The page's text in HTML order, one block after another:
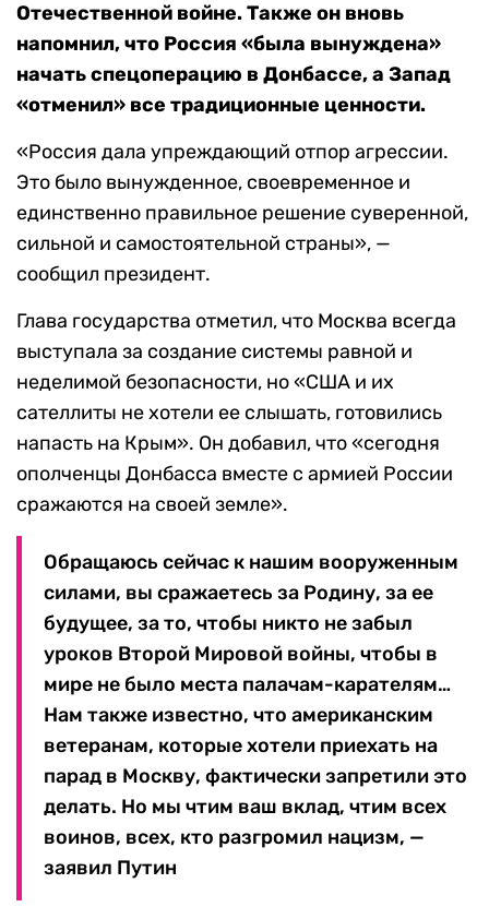
Отечественной войне. Также он вновь
напомнил, что Россия «была вынуждена»
начать спецоперацию в Донбассе, а Запад
«отменил» все традиционные ценности.
«Россия дала упреждающий отпор агрессии.
Это было вынужденное, своевременное и
единственно правильное решение суверенной,
сильной и самостоятельной страны», —
сообщил президент.
Глава государства отметил, что Москва всегда
выступала за создание системы равной и
неделимой безопасности, но «США и их
сателлиты не хотели ее слышать, готовились
напасть на Крым». Он добавил, что «сегодня
ополченцы Донбасса вместе с армией России
сражаются на своей земле».
Обращаюсь сейчас к нашим вооруженным
силами, вы сражаетесь за Родину, за ее
будущее, за то, чтобы никто не забыл
уроков Второй Мировой войны, чтобы в
мире не было места палачам-карателям…
Нам также известно, что американским
ветеранам, которые хотели приехать на
парад в Москву, фактически запретили это
делать. Но мы чтим ваш вклад, чтим всех
воинов, всех, кто разгромил нацизм, —
заявил Путин